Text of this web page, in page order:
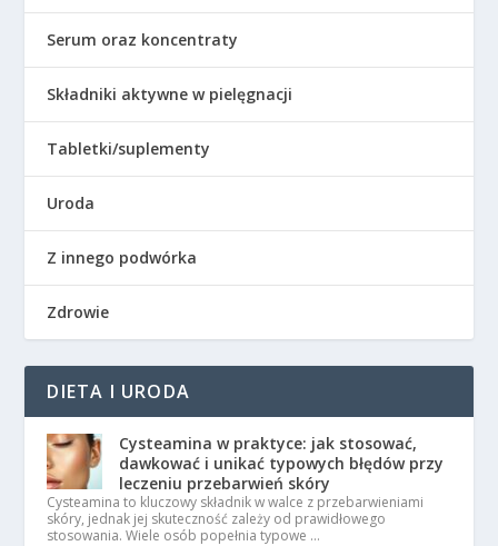
Serum oraz koncentraty
Składniki aktywne w pielęgnacji
Tabletki/suplementy
Uroda
Z innego podwórka
Zdrowie
DIETA I URODA
Cysteamina w praktyce: jak stosować,
dawkować i unikać typowych błędów przy
leczeniu przebarwień skóry
Cysteamina to kluczowy składnik w walce z przebarwieniami
skóry, jednak jej skuteczność zależy od prawidłowego
stosowania. Wiele osób popełnia typowe …